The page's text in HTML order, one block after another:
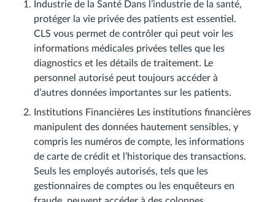
Industrie de la Santé Dans l’industrie de la santé,
protéger la vie privée des patients est essentiel.
CLS vous permet de contrôler qui peut voir les
informations médicales privées telles que les
diagnostics et les détails de traitement. Le
personnel autorisé peut toujours accéder à
d’autres données importantes sur les patients.
Institutions Financières Les institutions financières
manipulent des données hautement sensibles, y
compris les numéros de compte, les informations
de carte de crédit et l’historique des transactions.
Seuls les employés autorisés, tels que les
gestionnaires de comptes ou les enquêteurs en